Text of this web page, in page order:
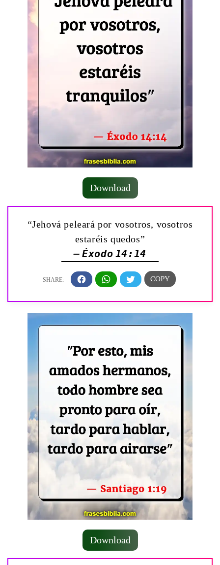
Download
“Jehová peleará por vosotros, vosotros
estaréis quedos”
— Éxodo 14:14
Download